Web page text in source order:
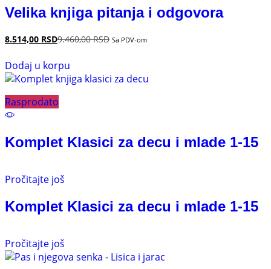
Velika knjiga pitanja i odgovora
8.514,00 RSD9.460,00RSD Sa PDV-om
Dodaj u korpu
Rasprodato
Komplet Klasici za decu i mlade 1-15
Pročitajte još
Komplet Klasici za decu i mlade 1-15
Pročitajte još